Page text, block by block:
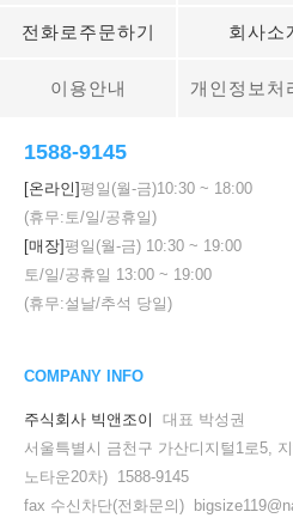
전화로주문하기 회사소
이용안내 개인정보처
1588-9145
[온라인]평일(월-금)10:30 ~ 18:00
(휴무:토/일/공휴일)
[매장]평일(월-금) 10:30 ~ 19:00
토/일/공휴일 13:00 ~ 19:00
(휴무:설날/추석 당일)
COMPANY INFO
주식회사 빅앤조이
대표 박성권
서울특별시 금천구 가산디지털1로5,
노타운20차) 1588-9145
fax 수신차단(전화문의)